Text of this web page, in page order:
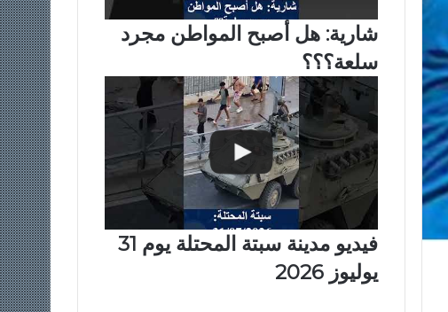
شارية: هل أصبح المواطن مجرد
سلعة؟؟؟
فيديو مدينة سبتة المحتلة يوم 31
يوليوز 2026